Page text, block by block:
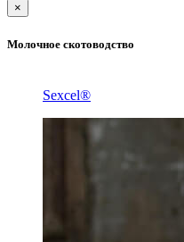
×
Молочное скотоводство
Sexcel®